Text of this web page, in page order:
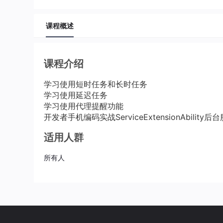
课程概述
课程介绍
学习使用短时任务和长时任务
学习使用延迟任务
学习使用代理提醒功能
开发者手机编码实战ServiceExtensionAbility后台
适用人群
所有人